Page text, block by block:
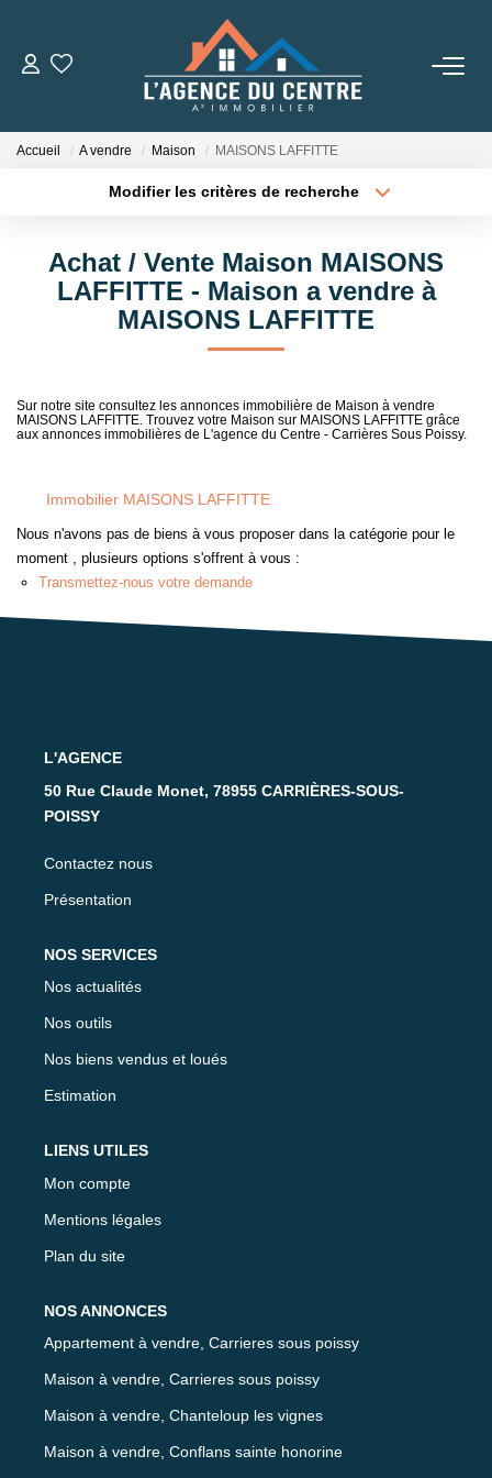
VENTES
Nos Conseils
Estimation
L' AGENCE
Nos Partenaires
CONTACT
Accueil A vendre Maison MAISONS LAFFITTE
Modifier les critères de recherche
Sélectionnez...
Type de bien
Achat / Vente Maison MAISONS
LAFFITTE - Maison a vendre à
MAISONS LAFFITTE
Sur notre site consultez les annonces immobilière de Maison à vendre
MAISONS LAFFITTE. Trouvez votre Maison sur MAISONS LAFFITTE grâce
aux annonces immobilières de L'agence du Centre - Carrières Sous Poissy.
Immobilier MAISONS LAFFITTE
Nous n'avons pas de biens à vous proposer dans la catégorie pour le
moment , plusieurs options s'offrent à vous :
Transmettez-nous votre demande
L'AGENCE
50 Rue Claude Monet, 78955 CARRIÈRES-SOUS-
POISSY
Contactez nous
Présentation
NOS SERVICES
Nos actualités
Nos outils
Nos biens vendus et loués
Estimation
LIENS UTILES
Mon compte
Mentions légales
Plan du site
NOS ANNONCES
Appartement à vendre, Carrieres sous poissy
Maison à vendre, Carrieres sous poissy
Maison à vendre, Chanteloup les vignes
Maison à vendre, Conflans sainte honorine